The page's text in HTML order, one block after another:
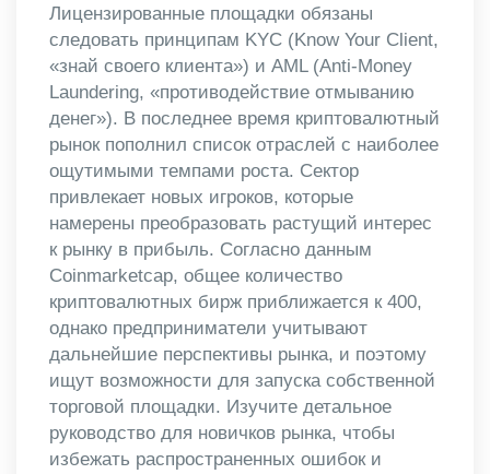
Лицензированные площадки обязаны
следовать принципам KYC (Know Your Client,
«знай своего клиента») и AML (Anti-Money
Laundering, «противодействие отмыванию
денег»). В последнее время криптовалютный
рынок пополнил список отраслей с наиболее
ощутимыми темпами роста. Сектор
привлекает новых игроков, которые
намерены преобразовать растущий интерес
к рынку в прибыль. Согласно данным
Coinmarketcap, общее количество
криптовалютных бирж приближается к 400,
однако предприниматели учитывают
дальнейшие перспективы рынка, и поэтому
ищут возможности для запуска собственной
торговой площадки. Изучите детальное
руководство для новичков рынка, чтобы
избежать распространенных ошибок и